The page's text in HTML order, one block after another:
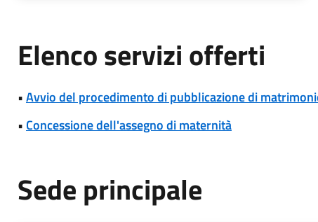
Elenco servizi offerti
•Avvio del procedimento di pubblicazione di
• Concessione dell'assegno di maternità
Sede principale